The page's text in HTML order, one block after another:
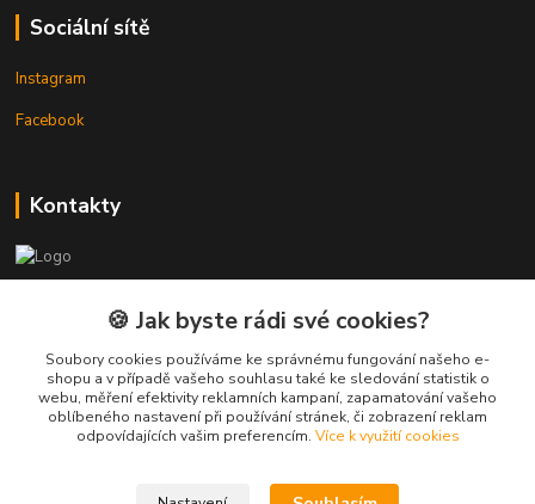
Sociální sítě
Instagram
Facebook
Kontakty
Tomáš Placatka
+420 728 969 499
info@3dtisktopla-shop.cz
🍪 Jak byste rádi své cookies?
Soubory cookies používáme ke správnému fungování našeho e-
shopu a v případě vašeho souhlasu také ke sledování statistik o
webu, měření efektivity reklamních kampaní, zapamatování vašeho
oblíbeného nastavení při používání stránek, či zobrazení reklam
odpovídajících vašim preferencím. Více k využití cookies